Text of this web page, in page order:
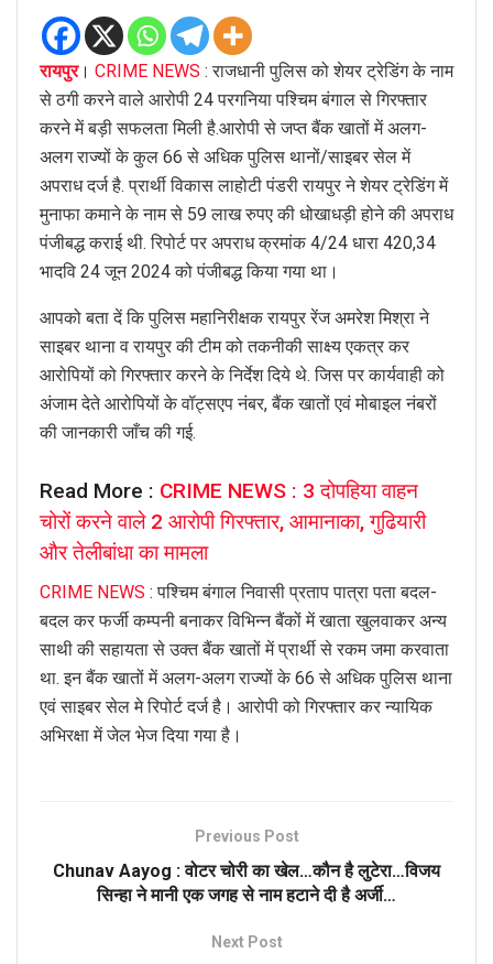
रायपुर। CRIME NEWS : राजधानी पुलिस को शेयर ट्रेडिंग के नाम
से ठगी करने वाले आरोपी 24 परगनिया पश्चिम बंगाल से गिरफ्तार
करने में बड़ी सफलता मिली है.आरोपी से जप्त बैंक खातों में अलग-
अलग राज्यों के कुल 66 से अधिक पुलिस थानों/साइबर सेल में
अपराध दर्ज है. प्रार्थी विकास लाहोटी पंडरी रायपुर ने शेयर ट्रेडिंग में
मुनाफा कमाने के नाम से 59 लाख रुपए की धोखाधड़ी होने की अपराध
पंजीबद्ध कराई थी. रिपोर्ट पर अपराध क्रमांक 4/24 धारा 420,34
भादवि 24 जून 2024 को पंजीबद्ध किया गया था।
आपको बता दें कि पुलिस महानिरीक्षक रायपुर रेंज अमरेश मिश्रा ने
साइबर थाना व रायपुर की टीम को तकनीकी साक्ष्य एकत्र कर
आरोपियों को गिरफ्तार करने के निर्देश दिये थे. जिस पर कार्यवाही को
अंजाम देते आरोपियों के वॉट्सएप नंबर, बैंक खातों एवं मोबाइल नंबरों
की जानकारी जाँच की गई.
Read More : CRIME NEWS : 3 दोपहिया वाहन
चोरों करने वाले 2 आरोपी गिरफ्तार, आमानाका, गुढियारी
और तेलीबांधा का मामला
CRIME NEWS : पश्चिम बंगाल निवासी प्रताप पात्रा पता बदल-
बदल कर फर्जी कम्पनी बनाकर विभिन्न बैंकों में खाता खुलवाकर अन्य
साथी की सहायता से उक्त बैंक खातों में प्रार्थी से रकम जमा करवाता
था. इन बैंक खातों में अलग-अलग राज्यों के 66 से अधिक पुलिस थाना
एवं साइबर सेल मे रिपोर्ट दर्ज है। आरोपी को गिरफ्तार कर न्यायिक
अभिरक्षा में जेल भेज दिया गया है।
Previous Post
Chunav Aayog : वोटर चोरी का खेल…कौन है लुटेरा…विजय
सिन्हा ने मानी एक जगह से नाम हटाने दी है अर्जी…
Next Post